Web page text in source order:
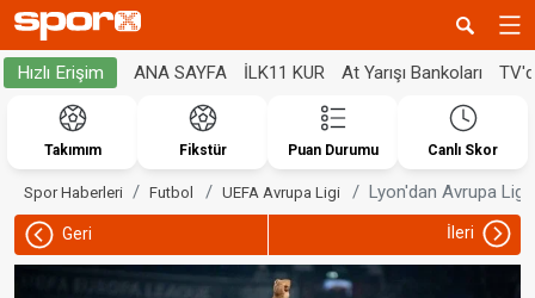
Hızlı Erişim ANA SAYFA İLK11 KUR At Yarışı Bankoları
Takımım Fikstür Puan Durumu Canlı Skor
Spor Haberleri Futbol UEFA Avrupa Ligi Lyon'dan Avrupa
Geri İleri